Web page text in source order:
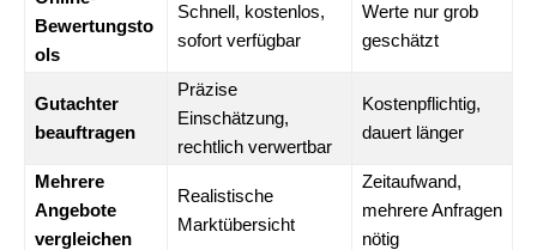
Bewertungsto
ols
Schnell, kostenlos,
sofort verfügbar
Werte nur grob
geschätzt
Gutachter
beauftragen
Präzise
Einschätzung,
rechtlich verwertbar
Kostenpflichtig,
dauert länger
Mehrere
Angebote
vergleichen
Realistische
Marktübersicht
Zeitaufwand,
mehrere Anfragen
nötig